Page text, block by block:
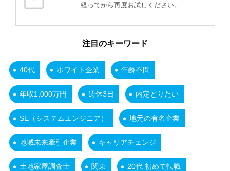
経ってから再度お試しください。
注目のキーワード
40代 ホワイト企業 年齢不問
年収1,000万円 週休3日 内定とりたい
SE（システムエンジニア） 地元の有名企業
地域未来牽引企業 キャリアチェンジ
土地家屋調査士 関東 20代 初めて転職